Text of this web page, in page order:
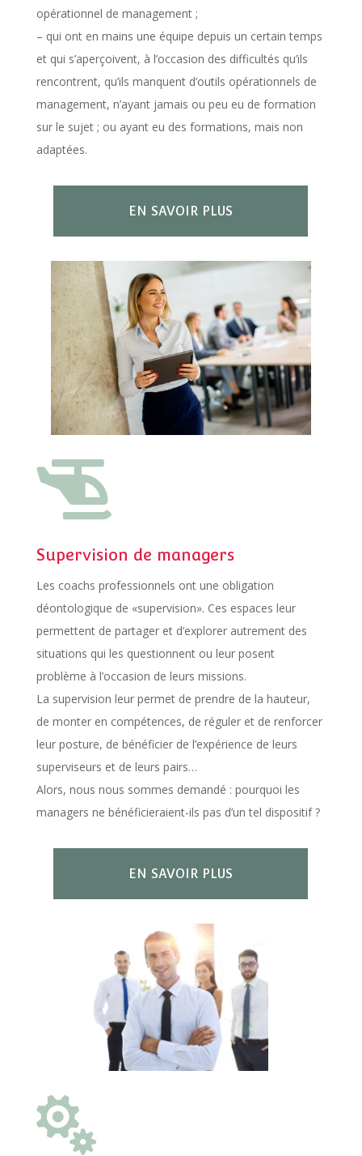
opérationnel de management ;
– qui ont en mains une équipe depuis un certain temps
et qui s’aperçoivent, à l’occasion des difficultés qu’ils
rencontrent, qu’ils manquent d’outils opérationnels de
management, n’ayant jamais ou peu eu de formation
sur le sujet ; ou ayant eu des formations, mais non
adaptées.
EN SAVOIR PLUS

Supervision de managers
Les coachs professionnels ont une obligation
déontologique de «supervision». Ces espaces leur
permettent de partager et d’explorer autrement des
situations qui les questionnent ou leur posent
problème à l’occasion de leurs missions.
La supervision leur permet de prendre de la hauteur,
de monter en compétences, de réguler et de renforcer
leur posture, de bénéficier de l’expérience de leurs
superviseurs et de leurs pairs…
Alors, nous nous sommes demandé : pourquoi les
managers ne bénéficieraient-ils pas d’un tel dispositif ?
EN SAVOIR PLUS
